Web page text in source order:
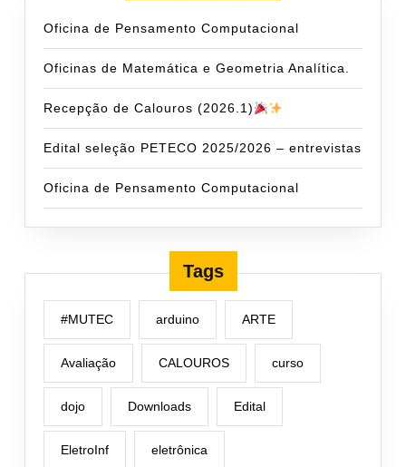
Oficina de Pensamento Computacional
Oficinas de Matemática e Geometria Analítica.
Recepção de Calouros (2026.1)
Edital seleção PETECO 2025/2026 – entrevistas
Oficina de Pensamento Computacional
Tags
#MUTEC arduino ARTE
Avaliação CALOUROS curso
dojo Downloads Edital
EletroInf eletrônica